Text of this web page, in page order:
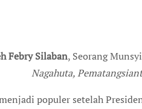
Febry Silaban, Seorang
Nagahuta,
populer setelah